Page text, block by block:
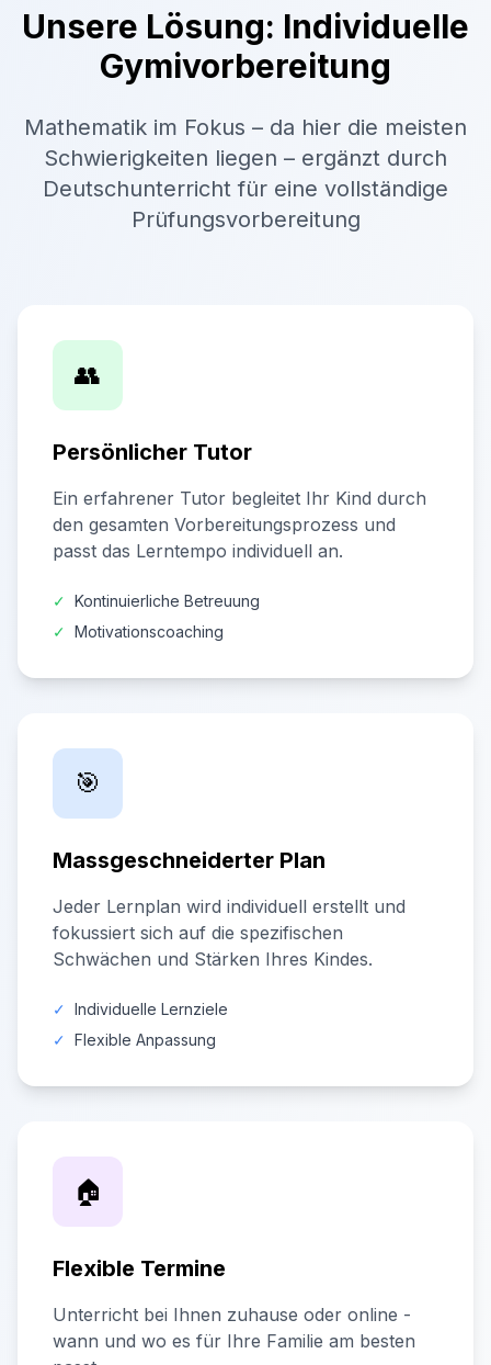
Unsere Lösung: Individuelle
Gymivorbereitung
Mathematik im Fokus – da hier die meisten
Schwierigkeiten liegen – ergänzt durch
Deutschunterricht für eine vollständige
Prüfungsvorbereitung
👥
Persönlicher Tutor
Ein erfahrener Tutor begleitet Ihr Kind durch
den gesamten Vorbereitungsprozess und
passt das Lerntempo individuell an.
✓ Kontinuierliche Betreuung
✓ Motivationscoaching
🎯
Massgeschneiderter Plan
Jeder Lernplan wird individuell erstellt und
fokussiert sich auf die spezifischen
Schwächen und Stärken Ihres Kindes.
✓ Individuelle Lernziele
✓ Flexible Anpassung
🏠
Flexible Termine
Unterricht bei Ihnen zuhause oder online -
wann und wo es für Ihre Familie am besten